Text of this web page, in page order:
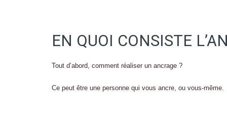
EN QUOI CONSISTE
Tout d’abord, comment réaliser un ancrage ?
Ce peut être une personne qui vous ancre, ou vous-même.